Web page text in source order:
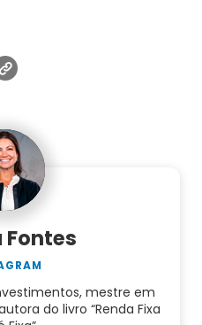
mestre em
do livro “Renda Fixa